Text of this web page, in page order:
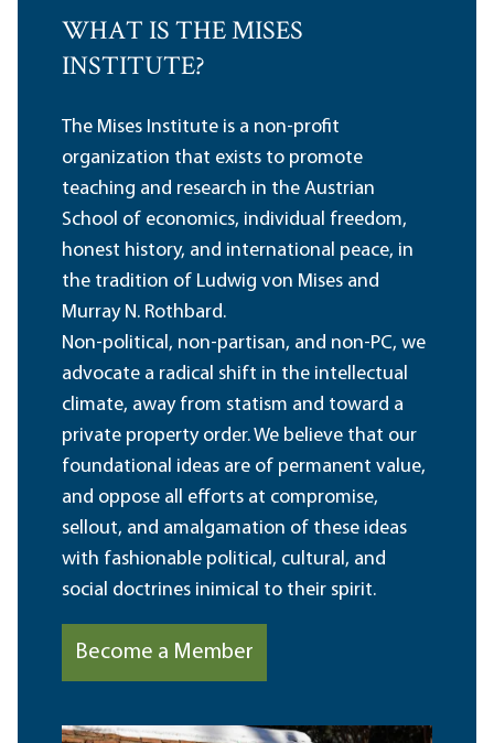
WHAT IS THE MISES
INSTITUTE?
The Mises Institute is a non-profit
organization that exists to promote
teaching and research in the Austrian
School of economics, individual freedom,
honest history, and international peace, in
the tradition of Ludwig von Mises and
Murray N. Rothbard.
Non-political, non-partisan, and non-PC, we
advocate a radical shift in the intellectual
climate, away from statism and toward a
private property order. We believe that our
foundational ideas are of permanent value,
and oppose all efforts at compromise,
sellout, and amalgamation of these ideas
with fashionable political, cultural, and
social doctrines inimical to their spirit.
Become a Member